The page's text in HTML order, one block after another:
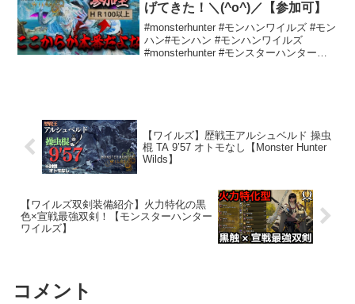
げてきた！＼(^o^)／【参加可】
#monsterhunter #モンハンワイルズ #モン
ハン#モンハン #モンハンワイルズ
#monsterhunter #モンスターハンターワ
【ワイルズ】歴戦王アルシュベルド 操虫
棍 TA 9’57 オトモなし【Monster Hunter
Wilds】
【ワイルズ双剣装備紹介】火力特化の黒
色×宣戦最強双剣！【モンスターハンター
ワイルズ】
コメント